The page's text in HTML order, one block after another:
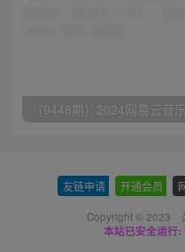
友链申请 开通会员
Copyright © 2023 ·
本站已安全运行: